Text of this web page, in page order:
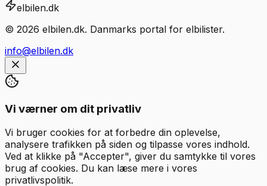
elbilen.dk
© 2026 elbilen.dk. Danmarks portal for elbilister.
info@elbilen.dk
Vi værner om dit privatliv
Vi bruger cookies for at forbedre din oplevelse,
analysere trafikken på siden og tilpasse vores indhold.
Ved at klikke på "Accepter", giver du samtykke til vores
brug af cookies. Du kan læse mere i vores
privatlivspolitik.